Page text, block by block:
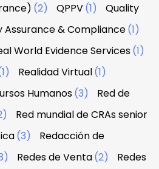
(2) QPPV(1)
Quality
Assurance & Compliance(1)
World Evidence Services(1)
Realidad Virtual(1)
Humanos(3)
Red de
Red mundial de CRAs senior
(3)
Redacción de
Redes de Venta(2)
Redes